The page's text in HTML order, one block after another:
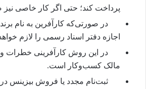
پرداخت کند؛ حتی اگر کار خاصی
در صورتی‌که کارآفرین به نام
اجازه دفتر اسناد رسمی را لازم
در این روش کارآفرینی خطرات
مالک کسب‌وکار است.
ثبت‌نام مجدد یا فروش بیزینس